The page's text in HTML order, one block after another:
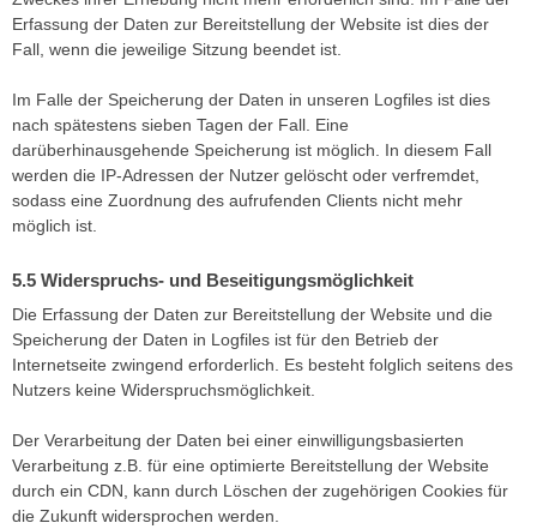
Erfassung der Daten zur Bereitstellung der Website ist dies der
Fall, wenn die jeweilige Sitzung beendet ist.
Im Falle der Speicherung der Daten in unseren Logfiles ist dies
nach spätestens sieben Tagen der Fall. Eine
darüberhinausgehende Speicherung ist möglich. In diesem Fall
werden die IP-Adressen der Nutzer gelöscht oder verfremdet,
sodass eine Zuordnung des aufrufenden Clients nicht mehr
möglich ist.
Widerspruchs- und Beseitigungsmöglichkeit
Die Erfassung der Daten zur Bereitstellung der Website und die
Speicherung der Daten in Logfiles ist für den Betrieb der
Internetseite zwingend erforderlich. Es besteht folglich seitens des
Nutzers keine Widerspruchsmöglichkeit.
Der Verarbeitung der Daten bei einer einwilligungsbasierten
Verarbeitung z.B. für eine optimierte Bereitstellung der Website
durch ein CDN, kann durch Löschen der zugehörigen Cookies für
die Zukunft widersprochen werden.